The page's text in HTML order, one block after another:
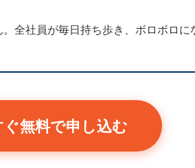
全社員が毎日持ち歩き、ボロボロに
無料で申し込む